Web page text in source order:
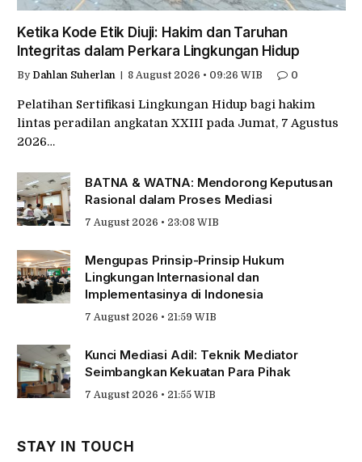
Ketika Kode Etik Diuji: Hakim dan Taruhan
Integritas dalam Perkara Lingkungan Hidup
By Dahlan Suherlan 8 August 2026 • 09:26 WIB 0
Pelatihan Sertifikasi Lingkungan Hidup bagi hakim
lintas peradilan angkatan XXIII pada Jumat, 7 Agustus
2026…
BATNA & WATNA: Mendorong Keputusan
Rasional dalam Proses Mediasi
7 August 2026 • 23:08 WIB
Mengupas Prinsip-Prinsip Hukum
Lingkungan Internasional dan
Implementasinya di Indonesia
7 August 2026 • 21:59 WIB
Kunci Mediasi Adil: Teknik Mediator
Seimbangkan Kekuatan Para Pihak
7 August 2026 • 21:55 WIB
STAY IN TOUCH